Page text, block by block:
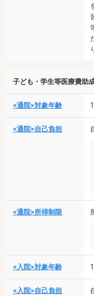
子ども・学生等医療費助
<通院>対象年齢
<通院>自己負担
<通院>所得制限
<入院>対象年齢
<入院>自己負担